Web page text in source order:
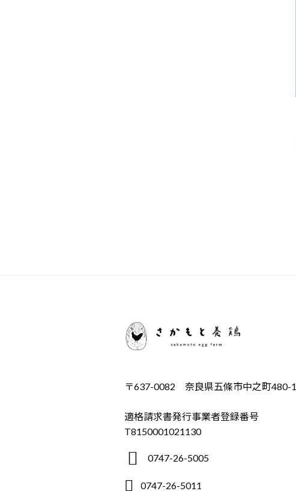
〒637-0082 奈良県五條市中之町480-1
適格請求書発行事業者登録番号
T8150001021130
0747-26-5005
0747-26-5011